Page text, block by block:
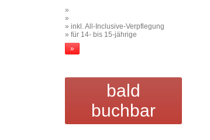
»
»
» inkl. All-Inclusive-Verpflegung
» für 14- bis 15-jährige
»
bald
buchbar